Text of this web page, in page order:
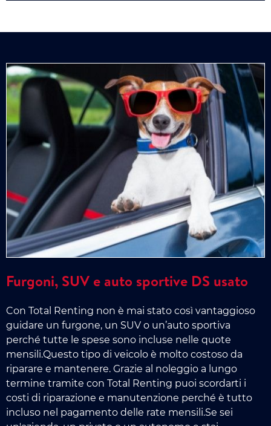
Furgoni, SUV e auto sportive DS usato
Con Total Renting non è mai stato così vantaggioso
guidare un furgone, un SUV o un’auto sportiva
perché tutte le spese sono incluse nelle quote
mensili.Questo tipo di veicolo è molto costoso da
riparare e mantenere. Grazie al noleggio a lungo
termine tramite con Total Renting puoi scordarti i
costi di riparazione e manutenzione perché è tutto
incluso nel pagamento delle rate mensili.Se sei